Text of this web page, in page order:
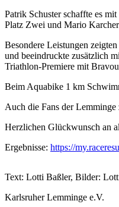
Patrik Schuster schaffte es
Platz Zwei und Mario
Besondere Leistungen
und beeindruckte zusätzlich
Triathlon-Premiere mit
Beim Aquabike 1 km
Auch die Fans der Lemminge
Herzlichen Glückwunsch an
Ergebnisse: https://
Text: Lotti Baßler, Bilder:
Karlsruher Lemminge e.V.